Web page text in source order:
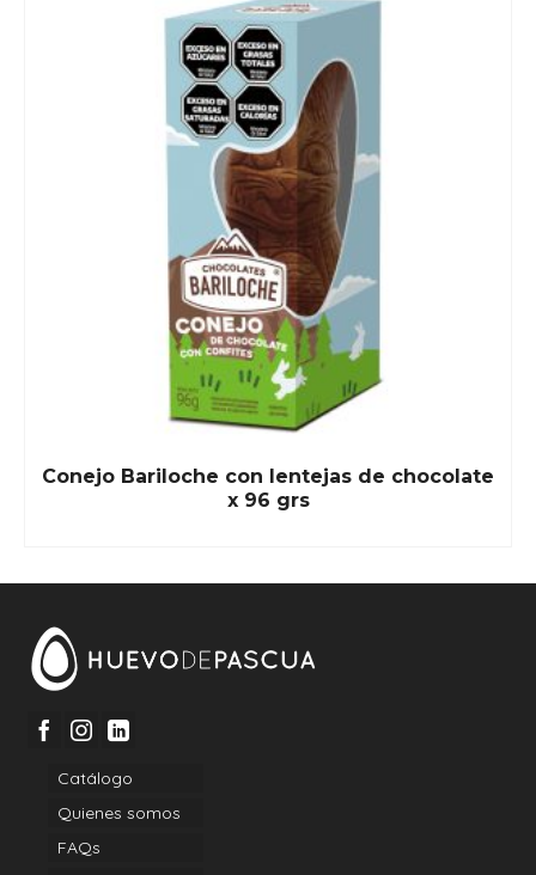
Conejo Bariloche con lentejas de chocolate
x 96 grs
Catálogo
Quienes somos
FAQs